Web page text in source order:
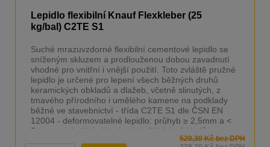
Lepidlo flexibilní Knauf Flexkleber (25
kg/bal) C2TE S1
Suché mrazuvzdorné flexibilní cementové lepidlo se
sníženým skluzem a prodlouženou dobou zavadnutí
vhodné pro vnitřní i vnější použití. Toto zvláště pružné
lepidlo je určené pro lepení všech běžných druhů
keramických obkladů a dlažeb, včetně slinutých, z
tmavého přírodního i umělého kamene na podklady
běžné ve stavebnictví - třída C2TE S1 dle ČSN EN
12004 - deformovatelné lepidlo: průhyb ≥ 2,5mm a <
5mm - minimální skluz i velmi těžkých obkladů -
520,30 Kč bez DPH